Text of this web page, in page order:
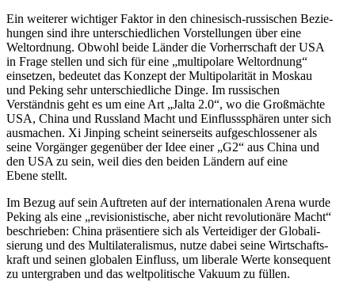
Ein weiterer wichtiger Faktor in den chine­sisch-russi­schen Bezie­
hungen sind ihre unter­schied­lichen Vorstel­lungen über eine
Weltordnung. Obwohl beide Länder die Vorherr­schaft der USA
in Frage stellen und sich für eine „multi­polare Weltordnung“
einsetzen, bedeutet das Konzept der Multi­po­la­rität in Moskau
und Peking sehr unter­schied­liche Dinge. Im russi­schen
Verständnis geht es um eine Art „Jalta 2.0“, wo die Großmächte
USA, China und Russland Macht und Einfluss­sphären unter sich
ausmachen. Xi Jinping scheint seiner­seits aufge­schlos­sener als
seine Vorgänger gegenüber der Idee einer „G2“ aus China und
den USA zu sein, weil dies den beiden Ländern auf eine
Ebene stellt.
Im Bezug auf sein Auftreten auf der inter­na­tio­nalen Arena wurde
Peking als eine „revisio­nis­tische, aber nicht revolu­tionäre Macht“
beschrieben: China präsen­tiere sich als Vertei­diger der Globa­li­
sierung und des Multi­la­te­ra­lismus, nutze dabei seine Wirtschafts­
kraft und seinen globalen Einfluss, um liberale Werte konse­quent
zu unter­graben und das weltpo­li­tische Vakuum zu füllen.